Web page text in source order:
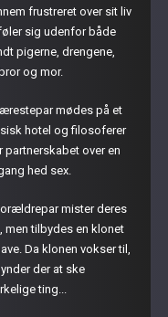
frustreret over sit liv
sig udenfor både
pigerne, drengene,
og mor.
mødes på et
hotel og filosoferer
partnerskabet over en
hed sex.
mister deres
men tilbydes en klonet
Da klonen vokser til,
der at ske
ting...